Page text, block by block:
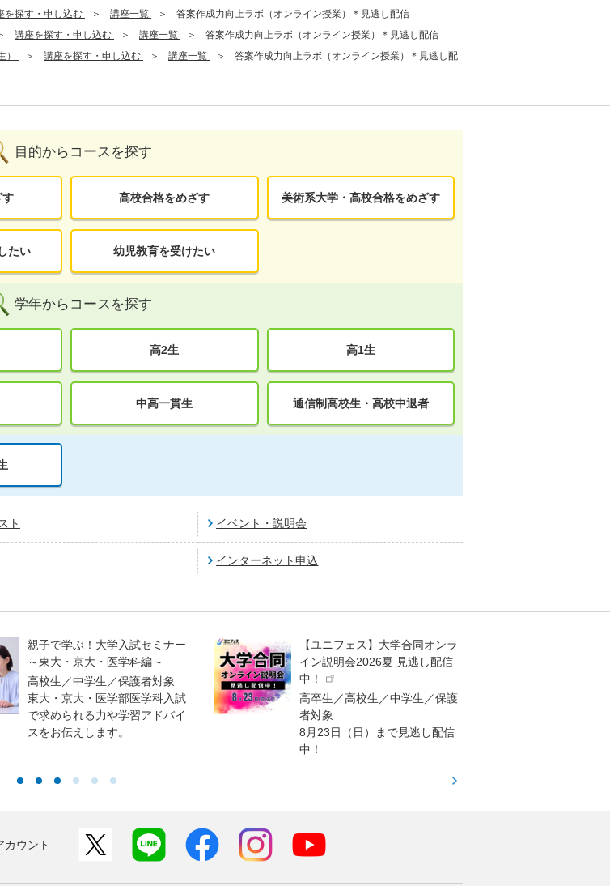
を探す・申し込む 講座一覧
答案作成力向上ラボ（オンライン授業）＊見逃し配信
講座を探す・申し込む 講座一覧
答案作成力向上ラボ（オンライン授業）＊見逃し配信
講座を探す・申し込む 講座一覧
答案作成力向上ラボ（オンライン授業）＊見逃し配
目的からコースを探す
す 高校合格をめざす 美術系大学・高校合格をめざす
たい 幼児教育を受けたい
学年からコースを探す
高2生 高1生
中高一貫生 通信制高校生・高校中退者
ト イベント・説明会
インターネット申込
親子で学ぶ！大学入試セミナー
～東大・京大・医学科編～
高校生／中学生／保護者対象
東大・京大・医学部医学科入試
で求められる力や学習アドバイ
スをお伝えします。
【ユニフェス】大学合同オンラ
イン説明会2026夏 見逃し配信
中！
高卒生／高校生／中学生／保護
者対象
8月23日（日）まで見逃し配信
中！
カウント